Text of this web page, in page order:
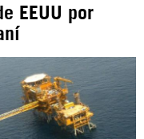
c/hispantv
+98 921 79 29 404
EEUU por